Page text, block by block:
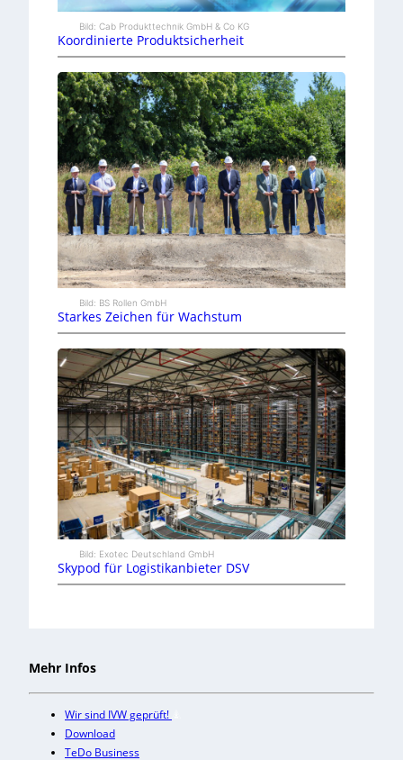
Bild: Cab Produkttechnik GmbH & Co KG
Koordinierte Produktsicherheit
Bild: BS Rollen GmbH
Starkes Zeichen für Wachstum
Bild: Exotec Deutschland GmbH
Skypod für Logistikanbieter DSV
Mehr Infos
Wir sind IVW geprüft!
Download
TeDo Business